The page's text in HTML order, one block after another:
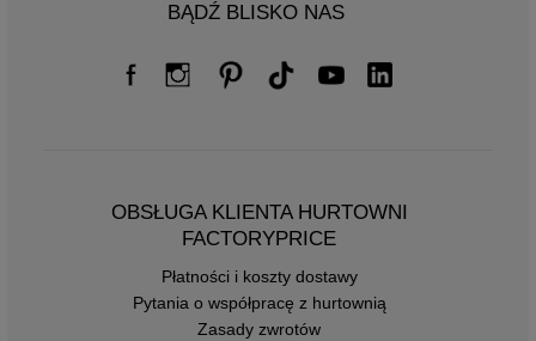
BĄDŹ BLISKO NAS
OBSŁUGA KLIENTA HURTOWNI
FACTORYPRICE
Płatności i koszty dostawy
Pytania o współpracę z hurtownią
Zasady zwrotów